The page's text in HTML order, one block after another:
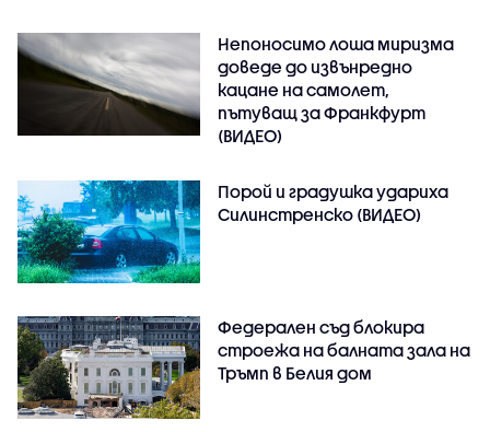
Непоносимо лоша миризма
доведе до извънредно
кацане на самолет,
пътуващ за Франкфурт
(ВИДЕО)
Порой и градушка удариха
Силинстренско (ВИДЕО)
Федерален съд блокира
строежа на балната зала на
Тръмп в Белия дом